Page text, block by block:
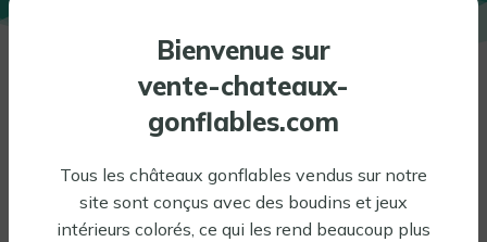
Bienvenue sur
vente-chateaux-
gonflables.com
Tous les châteaux gonflables vendus sur notre
site sont conçus avec des boudins et jeux
intérieurs colorés, ce qui les rend beaucoup plus
INFORMATIONS COMPLÉMENTAIRES
PERSONNALISATION
Tout aussi gonflés, vous allez les